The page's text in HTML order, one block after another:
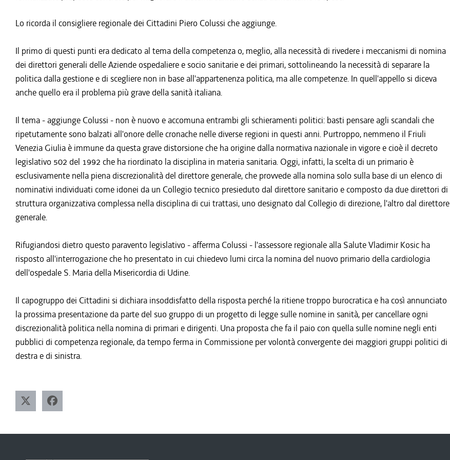
Lo ricorda il consigliere regionale dei Cittadini Piero Colussi che aggiunge.
Il primo di questi punti era dedicato al tema della competenza o, meglio, alla necessità di rivedere i meccanismi di nomina
dei direttori generali delle Aziende ospedaliere e socio sanitarie e dei primari, sottolineando la necessità di separare la
politica dalla gestione e di scegliere non in base all'appartenenza politica, ma alle competenze. In quell'appello si diceva
anche quello era il problema più grave della sanità italiana.
Il tema - aggiunge Colussi - non è nuovo e accomuna entrambi gli schieramenti politici: basti pensare agli scandali che
ripetutamente sono balzati all'onore delle cronache nelle diverse regioni in questi anni. Purtroppo, nemmeno il Friuli
Venezia Giulia è immune da questa grave distorsione che ha origine dalla normativa nazionale in vigore e cioè il decreto
legislativo 502 del 1992 che ha riordinato la disciplina in materia sanitaria. Oggi, infatti, la scelta di un primario è
esclusivamente nella piena discrezionalità del direttore generale, che provvede alla nomina solo sulla base di un elenco di
nominativi individuati come idonei da un Collegio tecnico presieduto dal direttore sanitario e composto da due direttori di
struttura organizzativa complessa nella disciplina di cui trattasi, uno designato dal Collegio di direzione, l'altro dal direttore
generale.
Rifugiandosi dietro questo paravento legislativo - afferma Colussi - l'assessore regionale alla Salute Vladimir Kosic ha
risposto all'interrogazione che ho presentato in cui chiedevo lumi circa la nomina del nuovo primario della cardiologia
dell'ospedale S. Maria della Misericordia di Udine.
Il capogruppo dei Cittadini si dichiara insoddisfatto della risposta perché la ritiene troppo burocratica e ha così annunciato
la prossima presentazione da parte del suo gruppo di un progetto di legge sulle nomine in sanità, per cancellare ogni
discrezionalità politica nella nomina di primari e dirigenti. Una proposta che fa il paio con quella sulle nomine negli enti
pubblici di competenza regionale, da tempo ferma in Commissione per volontà convergente dei maggiori gruppi politici di
destra e di sinistra.